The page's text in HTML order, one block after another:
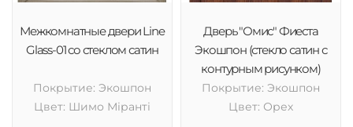
Межкомнатные двери Line
Glass-01 со стеклом сатин
Покрытие: Экошпон
Цвет: Шимо Міранті
Дверь "Омис" Фиеста
Экошпон (стекло сатин с
контурным рисунком)
Покрытие: Экошпон
Цвет: Орех